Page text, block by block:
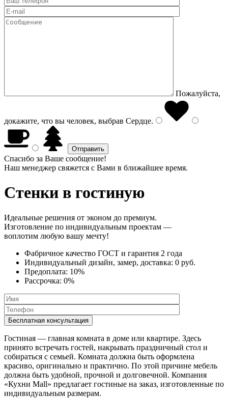
Пожалуйста,
докажите, что вы человек, выбрав Сердце.
Спасибо за Ваше сообщение!
Наш менеджер свяжется с Вами в ближайшее время.
Стенки в гостиную
Идеальные решения от эконом до премиум.
Изготовление по индивидуальным проектам —
воплотим любую вашу мечту!
Фабричное качество ГОСТ и гарантия 2 года
Индивидуальный дизайн, замер, доставка: 0 руб.
Предоплата: 10%
Рассрочка: 0%
Гостиная — главная комната в доме или квартире. Здесь
принято встречать гостей, накрывать праздничный стол и
собираться с семьей. Комната должна быть оформлена
красиво, оригинально и практично. По этой причине мебель
должна быть удобной, прочной и долговечной. Компания
«Кухни Mall» предлагает гостиные на заказ, изготовленные по
индивидуальным размерам.